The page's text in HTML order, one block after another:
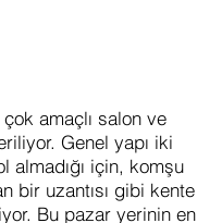
amaçlı salon ve
Genel yapı iki
almadığı için, komşu
bir uzantısı gibi kente
Bu pazar yerinin en